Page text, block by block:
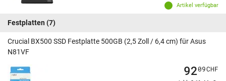
Artikel verfügbar
Festplatten (7)
Crucial BX500 SSD Festplatte 500GB (2,5 Zoll / 6,4 cm) für Asus
N81VF
9209CHF